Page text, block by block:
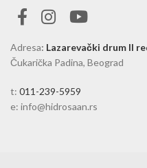
Adresa: Lazarevački drum II
Čukarička Padina, Beograd
t: 011-239-5959
e: info@hidrosaan.rs